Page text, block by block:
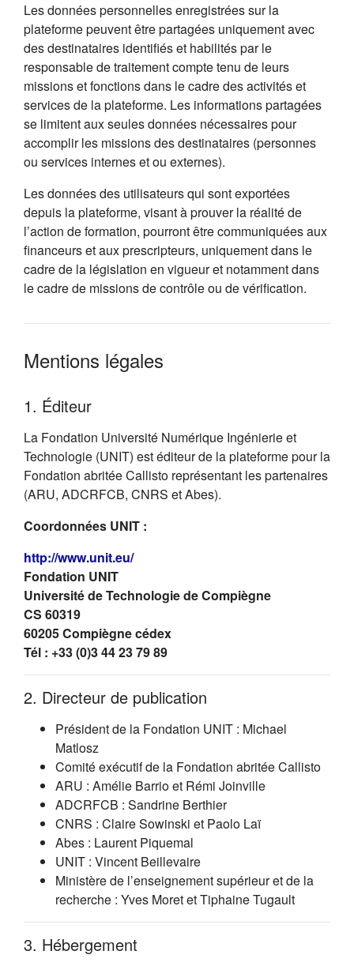
Les données personnelles enregistrées sur la
plateforme peuvent être partagées uniquement avec
des destinataires identifiés et habilités par le
responsable de traitement compte tenu de leurs
missions et fonctions dans le cadre des activités et
services de la plateforme. Les informations partagées
se limitent aux seules données nécessaires pour
accomplir les missions des destinataires (personnes
ou services internes et ou externes).
Les données des utilisateurs qui sont exportées
depuis la plateforme, visant à prouver la réalité de
l’action de formation, pourront être communiquées aux
financeurs et aux prescripteurs, uniquement dans le
cadre de la législation en vigueur et notamment dans
le cadre de missions de contrôle ou de vérification.
Mentions légales
1. Éditeur
La Fondation Université Numérique Ingénierie et
Technologie (UNIT) est éditeur de la plateforme pour la
Fondation abritée Callisto représentant les partenaires
(ARU, ADCRFCB, CNRS et Abes).
Coordonnées UNIT :
http://www.unit.eu/(s'ouvre dans un nouvel onglet)
Fondation UNIT
Université de Technologie de Compiègne
CS 60319
60205 Compiègne cédex
Tél : +33 (0)3 44 23 79 89
2. Directeur de publication
Président de la Fondation UNIT : Michael
Matlosz
Comité exécutif de la Fondation abritée Callisto
ARU : Amélie Barrio et Rémi Joinville
ADCRFCB : Sandrine Berthier
CNRS : Claire Sowinski et Paolo Laï
Abes : Laurent Piquemal
UNIT : Vincent Beillevaire
Ministère de l’enseignement supérieur et de la
recherche : Yves Moret et Tiphaine Tugault
3. Hébergement